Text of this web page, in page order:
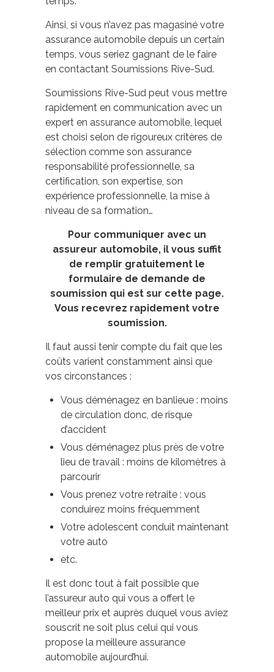
Ainsi, si vous n’avez pas magasiné votre
assurance automobile depuis un certain
temps, vous seriez gagnant de le faire
en contactant Soumissions Rive-Sud.
Soumissions Rive-Sud peut vous mettre
rapidement en communication avec un
expert en assurance automobile, lequel
est choisi selon de rigoureux critères de
sélection comme son assurance
responsabilité professionnelle, sa
certification, son expertise, son
expérience professionnelle, la mise à
niveau de sa formation…
Pour communiquer avec un
assureur automobile, il vous suffit
de remplir gratuitement le
formulaire de demande de
soumission qui est sur cette page.
Vous recevrez rapidement votre
soumission.
Il faut aussi tenir compte du fait que les
coûts varient constamment ainsi que
vos circonstances :
Vous déménagez en banlieue : moins
de circulation donc, de risque
d’accident
Vous déménagez plus près de votre
lieu de travail : moins de kilomètres à
parcourir
Vous prenez votre retraite : vous
conduirez moins fréquemment
Votre adolescent conduit maintenant
votre auto
etc.
Il est donc tout à fait possible que
l’assureur auto qui vous a offert le
meilleur prix et auprès duquel vous aviez
souscrit ne soit plus celui qui vous
propose la meilleure assurance
automobile aujourd’hui.